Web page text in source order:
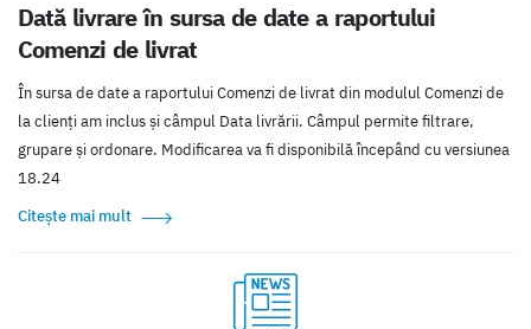
Dată livrare în sursa de date a raportului
Comenzi de livrat
În sursa de date a raportului Comenzi de livrat din modulul Comenzi de
la clienți am inclus și câmpul Data livrării. Câmpul permite filtrare,
grupare și ordonare. Modificarea va fi disponibilă începând cu versiunea
18.24
Citește mai mult